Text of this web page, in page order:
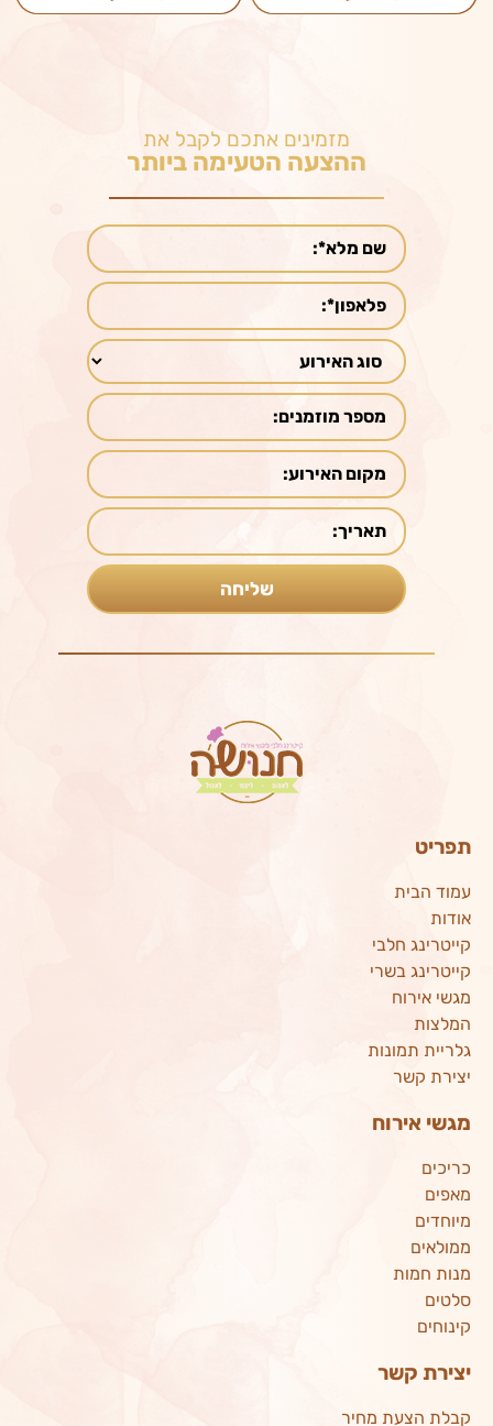
מזמינים אתכם לקבל את
ההצעה הטעימה ביותר
תפריט
עמוד הבית
אודות
קייטרינג חלבי
קייטרינג בשרי
מגשי אירוח
המלצות
גלריית תמונות
יצירת קשר
מגשי אירוח
כריכים
מאפים
מיוחדים
ממולאים
מנות חמות
סלטים
קינוחים
יצירת קשר
קבלת הצעת מחיר